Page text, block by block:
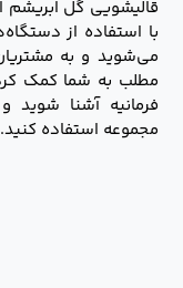
قالیشویی گل ابریشم
با استفاده از
می‌شوید و به
مطلب به شما کمک
فرمانیه آشنا
مجموعه استفاده کنید.